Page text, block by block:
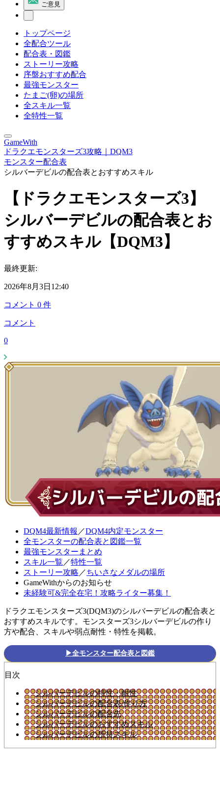
ご意見
トップページ
全配合ツール
配合表・図鑑
ストーリー攻略
序盤おすすめ配合
最強モンスター
たまご(卵)の場所
全スキル一覧
全特性一覧
GameWith
ドラクエモンスターズ3攻略｜DQM3
モンスター配合表
シルバーデビルの配合表とおすすめスキル
【ドラクエモンスターズ3】
シルバーデビルの配合表とお
すすめスキル【DQM3】
最終更新:
2026年8月3日12:40
コメント 0 件
コメント
0
DQM4最新情報 ／DQM4内定モンスター
全モンスターの配合表と図鑑一覧
最強モンスターまとめ
スキル一覧 ／特性一覧
ストーリー攻略 ／ちいさなメダルの場所
GameWithからのお知らせ
未経験可&完全在宅！攻略ライター募集！
ドラクエモンスターズ3(DQM3)のシルバーデビルの配合表と
おすすめスキルです。モンスターズ3シルバーデビルの作り
方や配合、スキルや弱点耐性・特性を掲載。
▶全モンスター配合表と図鑑
目次
シルバーデビルの特性・耐性
シルバーデビルの配合表/作り方
シルバーデビルの配合先
シルバーデビルのおすすめスキル
シルバーデビルの所持スキル